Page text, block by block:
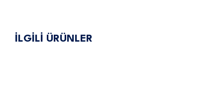
İLGİLİ ÜRÜNLER